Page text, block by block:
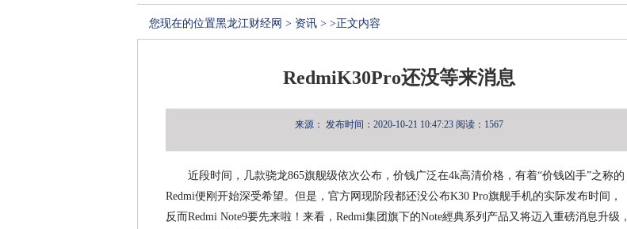
您现在的位置黑龙江财经网 > 资讯 > >正文内容
RedmiK30Pro还没等来消息
来源： 发布时间：2020-10-21 10:47:23 阅读：1567
近段时间，几款骁龙865旗舰级依次公布，价钱广泛在4k高清价格，有着“价钱凶手”之称的
Redmi便刚开始深受希望。但是，官方网现阶段都还没公布K30 Pro旗舰手机的实际发布时间，
反而Redmi Note9要先来啦！来看，Redmi集团旗下的Note經典系列产品又将迈入重磅消息升级，